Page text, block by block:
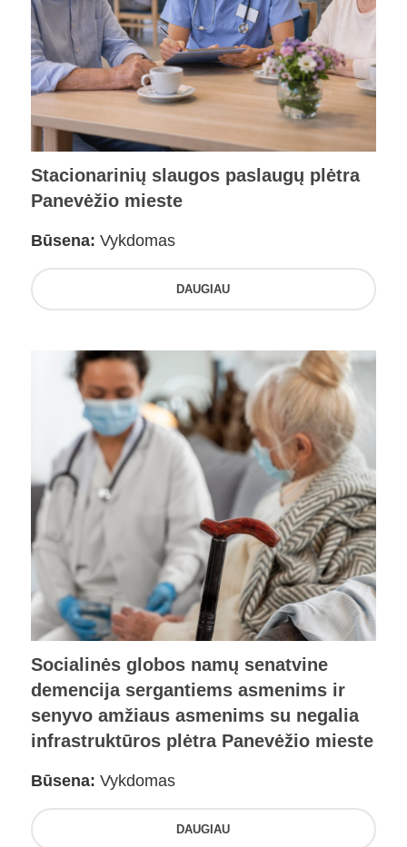
Stacionarinių slaugos paslaugų plėtra
Panevėžio mieste
Būsena: Vykdomas
DAUGIAU
Socialinės globos namų senatvine
demencija sergantiems asmenims ir
senyvo amžiaus asmenims su negalia
infrastruktūros plėtra Panevėžio mieste
Būsena: Vykdomas
DAUGIAU